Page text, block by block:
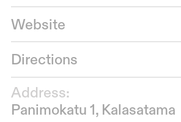
Website
Directions
Address:
Panimokatu 1, Kalasatama